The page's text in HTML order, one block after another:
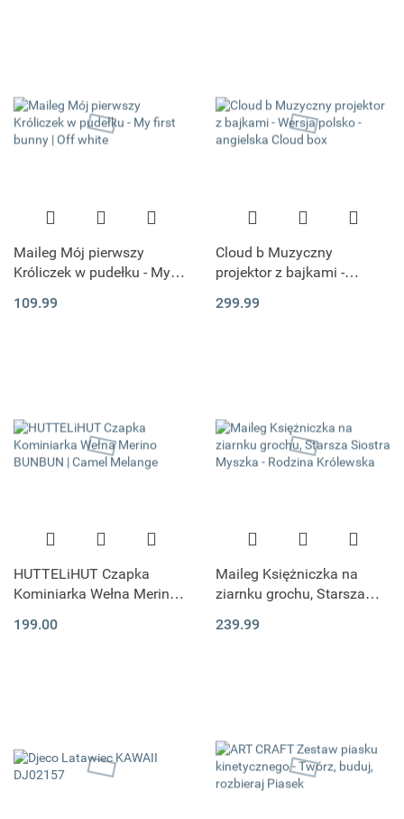
Maileg Mój pierwszy
Króliczek w pudełku - My
109.99
Cloud b Muzyczny
projektor z bajkami -
Cloud box
299.99
HUTTELiHUT Czapka
Kominiarka Wełna Merino
199.00
Maileg Księżniczka na
ziarnku grochu, Starsza
Królewska
239.99